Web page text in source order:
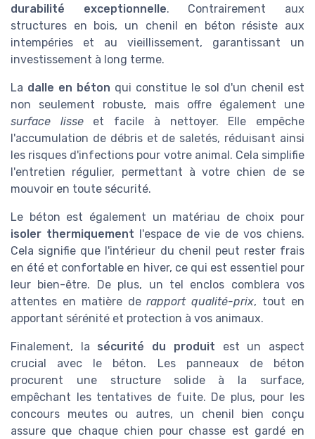
durabilité exceptionnelle. Contrairement aux
structures en bois, un chenil en béton résiste aux
intempéries et au vieillissement, garantissant un
investissement à long terme.
La dalle en béton qui constitue le sol d'un chenil est
non seulement robuste, mais offre également une
surface lisseet facile à nettoyer. Elle empêche
l'accumulation de débris et de saletés, réduisant ainsi
les risques d'infections pour votre animal. Cela simplifie
l'entretien régulier, permettant à votre chien de se
mouvoir en toute sécurité.
Le béton est également un matériau de choix pour
isoler thermiquement l'espace de vie de vos chiens.
Cela signifie que l'intérieur du chenil peut rester frais
en été et confortable en hiver, ce qui est essentiel pour
leur bien-être. De plus, un tel enclos comblera vos
attentes en matière derapport qualité-prix, tout en
apportant sérénité et protection à vos animaux.
Finalement, la sécurité du produit est un aspect
crucial avec le béton. Les panneaux de béton
procurent une structure solide à la surface,
empêchant les tentatives de fuite. De plus, pour les
concours meutes ou autres, un chenil bien conçu
assure que chaque chien pour chasse est gardé en